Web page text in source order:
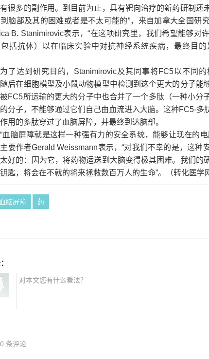
有很多的副作用。到目前为止，具有靶向治疗的新药研制还
脑部及其的困难或者是不太可能的”，来自加拿大全国研
B. Stanimirovic表示，“在这项研究里，我们希望能够对
括抗体）以在临床实验中对抗神经系统疾病，最终目
为了达到研究目的，Stanimirovic及其同事将FC5以不同
随后在细胞模型及小鼠动物模型中检测到这个更大的分子能
FC5所运输的更大的分子中也合并了一个多肽（一种小分
分子，不能够通过它们自己由血流进入大脑。这种FC5-多
用的多肽穿过了血脑屏障，并最终到达脑部。
“血脑屏障就是这样一种强有力的安全系统，能够让现在的
要作者Gerald Weissmann表示，“对我们不幸的是，这种
好的：因为它，将药物运送到大脑变得极其困难。我们的
匙，将会在不就的将来拯救数百万人的生命”。
（转化医学
血脑屏障 药
0 条评论